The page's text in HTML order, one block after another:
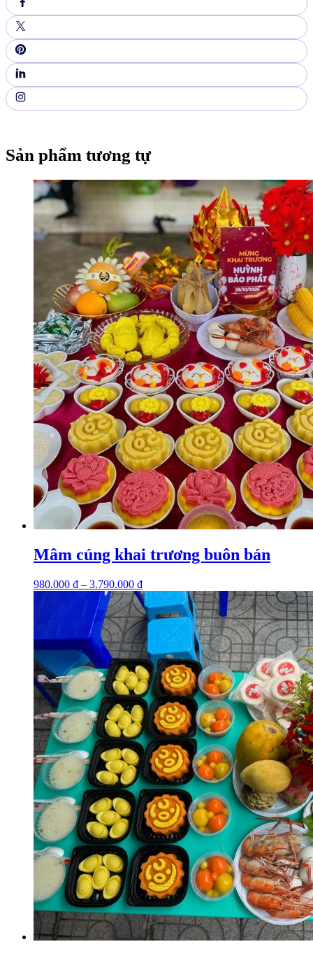
Sản phẩm tương tự
Mâm cúng khai trương buôn bán
980.000 ₫ – 3.790.000 ₫